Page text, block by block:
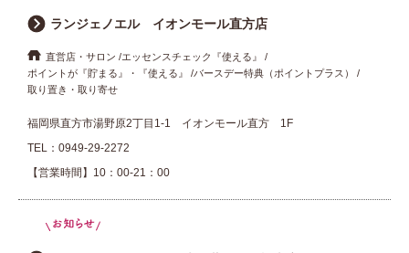
ランジェノエル イオンモール直方店
直営店・サロン
エッセンスチェック『使える』
ポイントが『貯まる』・『使える』
バースデー特典（ポイントプラス）
取り置き・取り寄せ
福岡県直方市湯野原2丁目1-1 イオンモール直方 1F
TEL： 0949-29-2272
【営業時間】10：00-21：00